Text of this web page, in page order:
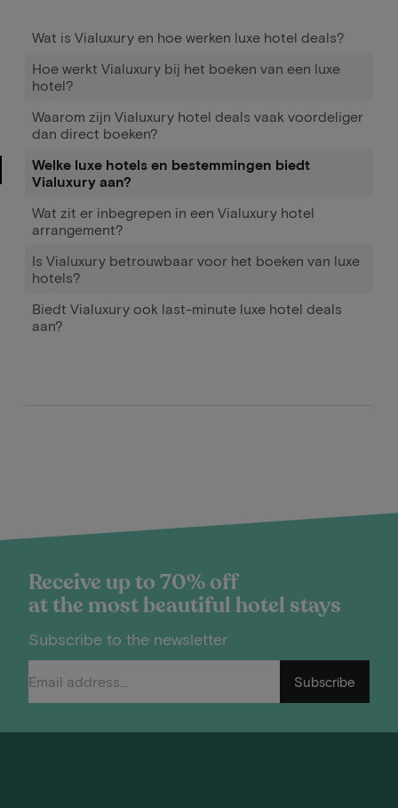
Wat is Vialuxury en hoe werken luxe hotel deals?
Hoe werkt Vialuxury bij het boeken van een luxe
hotel?
Waarom zijn Vialuxury hotel deals vaak voordeliger
dan direct boeken?
Welke luxe hotels en bestemmingen biedt
Vialuxury aan?
Wat zit er inbegrepen in een Vialuxury hotel
arrangement?
Is Vialuxury betrouwbaar voor het boeken van luxe
hotels?
Biedt Vialuxury ook last-minute luxe hotel deals
aan?
Receive up to 70% off
at the most beautiful hotel stays
Subscribe to the newsletter
Subscribe